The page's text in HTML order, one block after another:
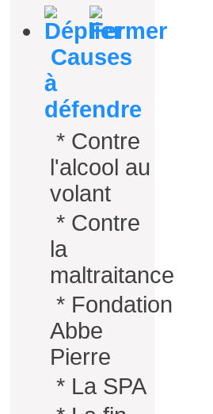
Causes
à
défendre
* Contre
l'alcool au
volant
* Contre
la
maltraitance
* Fondation
Abbe
Pierre
* La SPA